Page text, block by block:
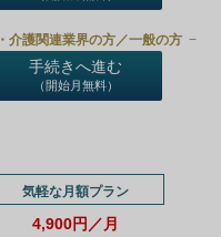
介護関連業界の方／一般の方
手続きへ進む
（開始月無料）
気軽な月額プラン
4,900円／月